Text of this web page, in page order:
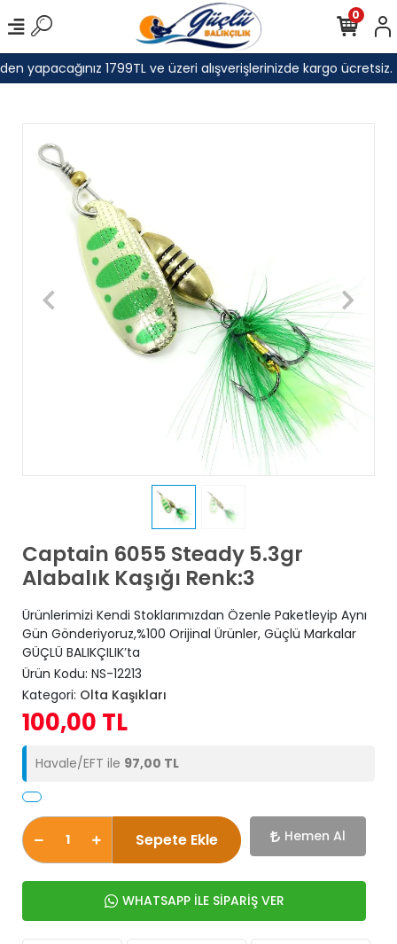
yapacağınız 1799TL ve üzeri alışverişlerinizde kargo ücretsiz.
0
Captain 6055 Steady 5.3gr
Alabalık Kaşığı Renk:3
Ürünlerimizi Kendi Stoklarımızdan Özenle Paketleyip Aynı
Gün Gönderiyoruz,%100 Orijinal Ürünler, Güçlü Markalar
GÜÇLÜ BALIKÇILIK’ta
Ürün Kodu: NS-12213
Kategori: Olta Kaşıkları
100,00 TL
Havale/EFT ile 97,00 TL
Sepete Ekle Hemen Al
WHATSAPP İLE SİPARİŞ VER